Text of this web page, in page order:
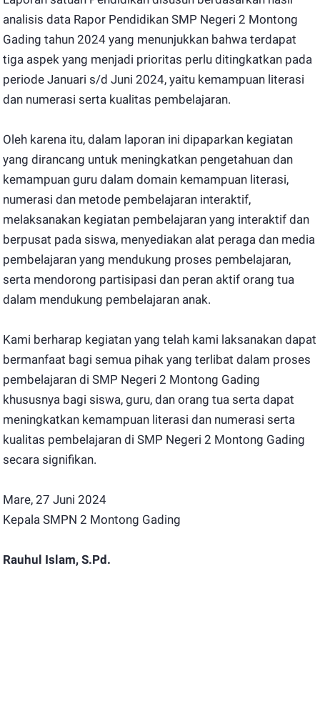
analisis data Rapor Pendidikan SMP Negeri 2 Montong
Gading tahun 2024 yang menunjukkan bahwa terdapat
tiga aspek yang menjadi prioritas perlu ditingkatkan pada
periode Januari s/d Juni 2024, yaitu kemampuan literasi
dan numerasi serta kualitas pembelajaran.
Oleh karena itu, dalam laporan ini dipaparkan kegiatan
yang dirancang untuk meningkatkan pengetahuan dan
kemampuan guru dalam domain kemampuan literasi,
numerasi dan metode pembelajaran interaktif,
melaksanakan kegiatan pembelajaran yang interaktif dan
berpusat pada siswa, menyediakan alat peraga dan media
pembelajaran yang mendukung proses pembelajaran,
serta mendorong partisipasi dan peran aktif orang tua
dalam mendukung pembelajaran anak.
Kami berharap kegiatan yang telah kami laksanakan dapat
bermanfaat bagi semua pihak yang terlibat dalam proses
pembelajaran di SMP Negeri 2 Montong Gading
khususnya bagi siswa, guru, dan orang tua serta dapat
meningkatkan kemampuan literasi dan numerasi serta
kualitas pembelajaran di SMP Negeri 2 Montong Gading
secara signifikan.
Mare, 27 Juni 2024
Kepala SMPN 2 Montong Gading
Rauhul Islam, S.Pd.